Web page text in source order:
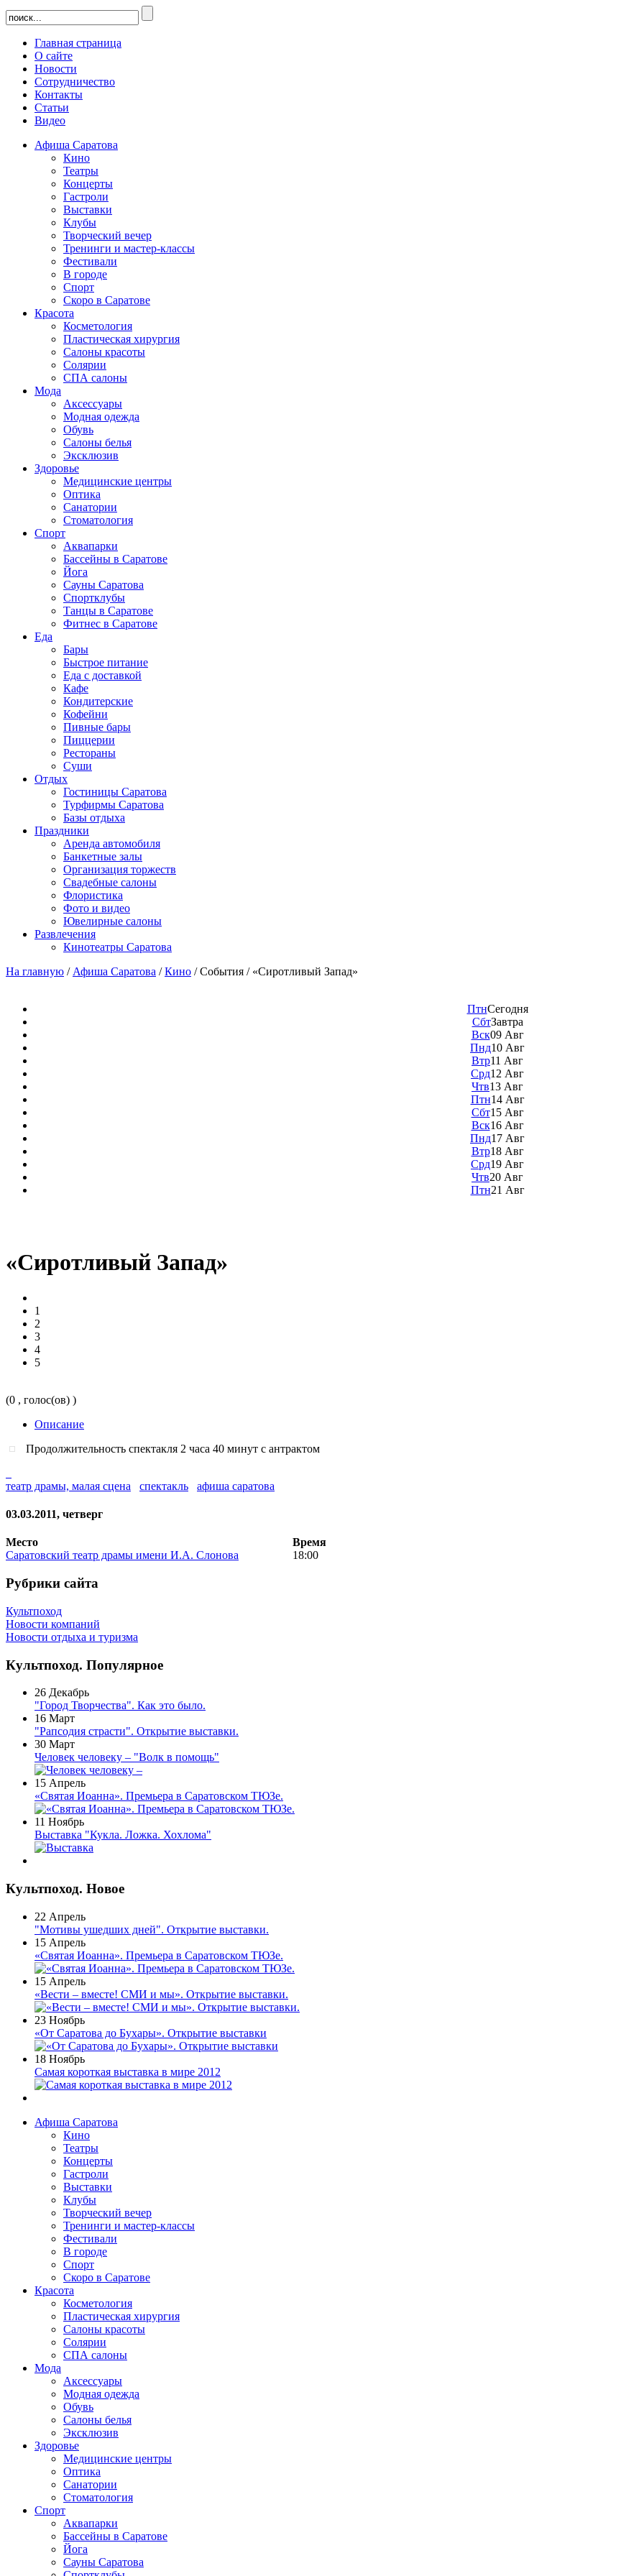
Главная страница
О сайте
Новости
Сотрудничество
Контакты
Статьи
Видео
Афиша Саратова
Кино
Театры
Концерты
Гастроли
Выставки
Клубы
Творческий вечер
Тренинги и мастер-классы
Фестивали
В городе
Спорт
Скоро в Саратове
Красота
Косметология
Пластическая хирургия
Салоны красоты
Солярии
СПА салоны
Мода
Аксессуары
Модная одежда
Обувь
Салоны белья
Эксклюзив
Здоровье
Медицинские центры
Оптика
Санатории
Стоматология
Спорт
Аквапарки
Бассейны в Саратове
Йога
Сауны Саратова
Спортклубы
Танцы в Саратове
Фитнес в Саратове
Еда
Бары
Быстрое питание
Еда с доставкой
Кафе
Кондитерские
Кофейни
Пивные бары
Пиццерии
Рестораны
Суши
Отдых
Гостиницы Саратова
Турфирмы Саратова
Базы отдыха
Праздники
Аренда автомобиля
Банкетные залы
Организация торжеств
Свадебные салоны
Флористика
Фото и видео
Ювелирные салоны
Развлечения
Кинотеатры Саратова
На главную / Афиша Саратова /Кино /События / «Сиротливый Запад»
ПтнСегодня
СбтЗавтра
Вск09 Авг
Пнд10 Авг
Втр11 Авг
Срд12 Авг
Чтв13 Авг
Птн14 Авг
Сбт15 Авг
Вск16 Авг
Пнд17 Авг
Втр18 Авг
Срд19 Авг
Чтв20 Авг
Птн21 Авг
«Сиротливый Запад»
1
2
3
4
5
(0 , голос(ов) )
Описание
Продолжительность спектакля 2 часа 40 минут с антрактом
театр драмы, малая сцена спектакль афиша саратова
03.03.2011, четверг
Место
Время
Саратовский театр драмы имени И.А. Слонова
18:00
Рубрики сайта
Культпоход
Новости компаний
Новости отдыха и туризма
Культпоход. Популярное
26 Декабрь
"Город Творчества". Как это было.
16 Март
"Рапсодия страсти". Открытие выставки.
30 Март
Человек человеку – "Волк в помощь"
15 Апрель
«Святая Иоанна». Премьера в Саратовском ТЮЗе.
11 Ноябрь
Выставка "Кукла. Ложка. Хохлома"
Культпоход. Новое
22 Апрель
"Мотивы ушедших дней". Открытие выставки.
15 Апрель
«Святая Иоанна». Премьера в Саратовском ТЮЗе.
15 Апрель
«Вести – вместе! СМИ и мы». Открытие выставки.
23 Ноябрь
«От Саратова до Бухары». Открытие выставки
18 Ноябрь
Самая короткая выставка в мире 2012
Афиша Саратова
Кино
Театры
Концерты
Гастроли
Выставки
Клубы
Творческий вечер
Тренинги и мастер-классы
Фестивали
В городе
Спорт
Скоро в Саратове
Красота
Косметология
Пластическая хирургия
Салоны красоты
Солярии
СПА салоны
Мода
Аксессуары
Модная одежда
Обувь
Салоны белья
Эксклюзив
Здоровье
Медицинские центры
Оптика
Санатории
Стоматология
Спорт
Аквапарки
Бассейны в Саратове
Йога
Сауны Саратова